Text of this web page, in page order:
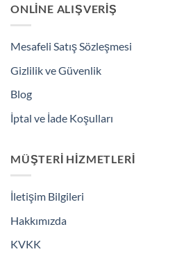
ONLINE ALIŞVERIŞ
Mesafeli Satış Sözleşmesi
Gizlilik ve Güvenlik
Blog
İptal ve İade Koşulları
MÜŞTERI HIZMETLERI
İletişim Bilgileri
Hakkımızda
KVKK